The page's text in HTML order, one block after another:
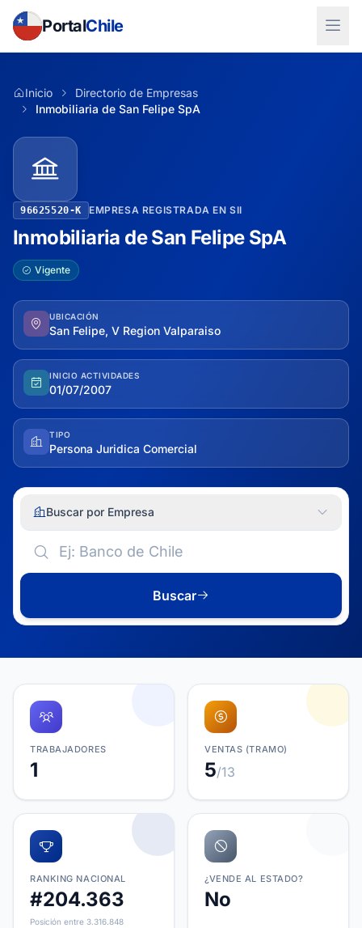
PortalChile
Inicio
Directorio de Empresas
Inmobiliaria de San Felipe SpA
96625520-K EMPRESA REGISTRADA EN SII
Inmobiliaria de San Felipe SpA
Vigente
UBICACIÓN
San Felipe, V Region Valparaiso
INICIO ACTIVIDADES
01/07/2007
TIPO
Persona Juridica Comercial
Buscar por Empresa
Buscar
TRABAJADORES
1
VENTAS (TRAMO)
5/13
RANKING NACIONAL
#204.363
Posición entre 3.316.848
¿VENDE AL ESTADO?
No